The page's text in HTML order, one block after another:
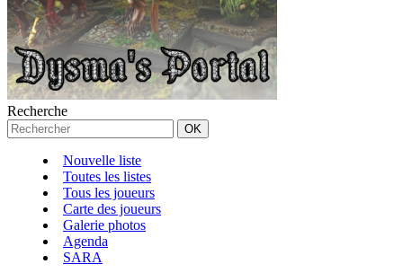
Recherche
Nouvelle liste
Toutes les listes
Tous les joueurs
Carte des joueurs
Galerie photos
Agenda
SARA